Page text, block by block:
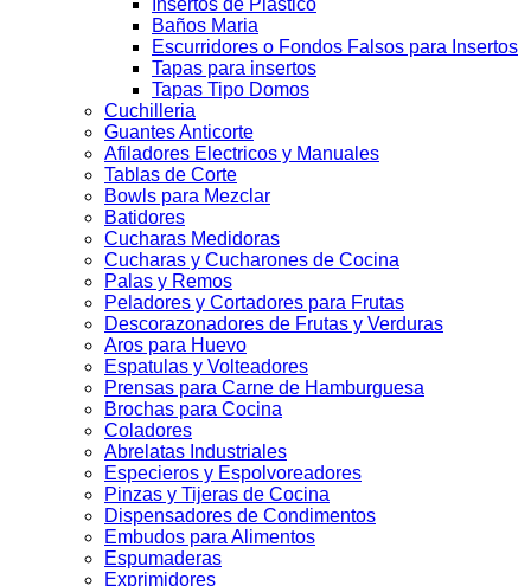
Insertos de Plastico
Baños Maria
Escurridores o Fondos Falsos para Insertos
Tapas para insertos
Tapas Tipo Domos
Cuchilleria
Guantes Anticorte
Afiladores Electricos y Manuales
Tablas de Corte
Bowls para Mezclar
Batidores
Cucharas Medidoras
Cucharas y Cucharones de Cocina
Palas y Remos
Peladores y Cortadores para Frutas
Descorazonadores de Frutas y Verduras
Aros para Huevo
Espatulas y Volteadores
Prensas para Carne de Hamburguesa
Brochas para Cocina
Coladores
Abrelatas Industriales
Especieros y Espolvoreadores
Pinzas y Tijeras de Cocina
Dispensadores de Condimentos
Embudos para Alimentos
Espumaderas
Exprimidores